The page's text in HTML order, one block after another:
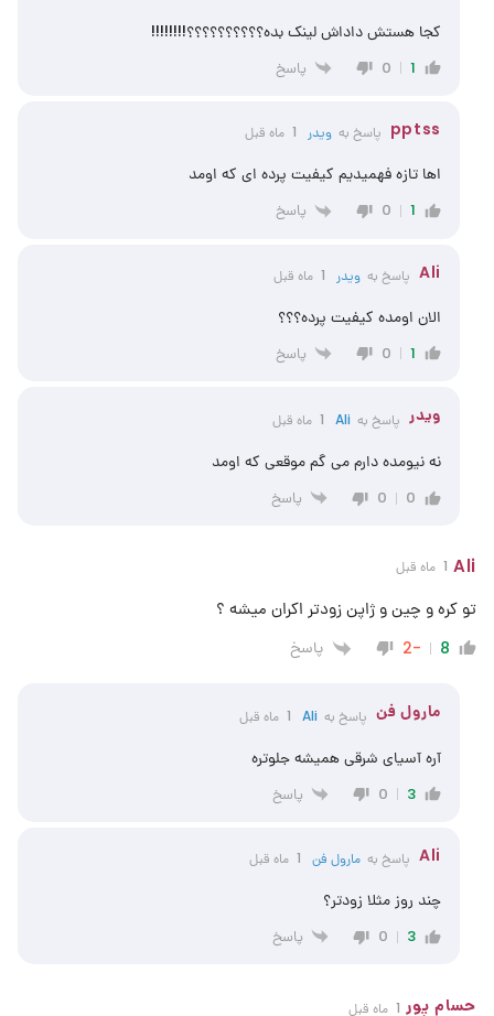
کجا هستش داداش لینک بده؟؟؟؟؟؟؟؟؟؟!!!!!!!!
1
0 پاسخ
pptss پاسخ بهویدر 1 ماه قبل
اها تازه فهمیدیم کیفیت پرده ای که اومد
1
0 پاسخ
Ali پاسخ بهویدر 1 ماه قبل
الان اومده کیفیت پرده؟؟؟
1
0 پاسخ
ویدر پاسخ به Ali 1 ماه قبل
نه نیومده دارم می گم موقعی که اومد
0
0 پاسخ
Ali 1 ماه قبل
تو کره و چین و ژاپن زودتر اکران میشه ؟
8
-2 پاسخ
مارول فن پاسخ به Ali 1 ماه قبل
آره آسیای شرقی همیشه جلوتره
3
0 پاسخ
Ali پاسخ بهمارول فن 1 ماه قبل
چند روز مثلا زودتر؟
3
0 پاسخ
حسام پور 1 ماه قبل